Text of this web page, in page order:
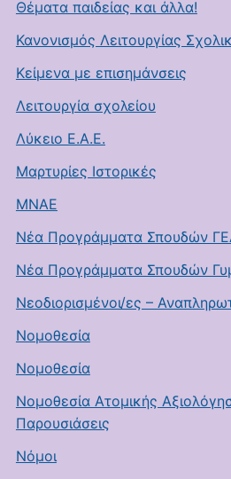
Θέματα παιδείας και άλλα!
Κανονισμός Λειτουργίας
Κείμενα με επισημάνσεις
Λειτουργία σχολείου
Λύκειο Ε.Α.Ε.
Μαρτυρίες Ιστορικές
ΜΝΑΕ
Νέα Προγράμματα Σπουδών
Νέα Προγράμματα Σπουδών
Νεοδιορισμένοι/ες –
Νομοθεσία
Νομοθεσία
Νομοθεσία Ατομικής
Παρουσιάσεις
Νόμοι